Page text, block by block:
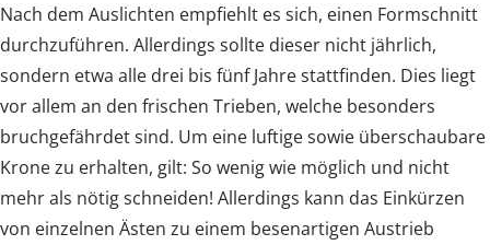
Nach dem Auslichten empfiehlt es sich, einen Formschnitt
durchzuführen. Allerdings sollte dieser nicht jährlich,
sondern etwa alle drei bis fünf Jahre stattfinden. Dies liegt
vor allem an den frischen Trieben, welche besonders
bruchgefährdet sind. Um eine luftige sowie überschaubare
Krone zu erhalten, gilt: So wenig wie möglich und nicht
mehr als nötig schneiden! Allerdings kann das Einkürzen
von einzelnen Ästen zu einem besenartigen Austrieb